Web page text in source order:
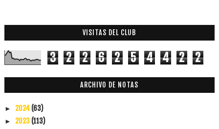
VISITAS DEL CLUB
3 2 2 6 2 5 4 4 2 2
ARCHIVO DE NOTAS
► 2024 (63)
► 2023 (113)